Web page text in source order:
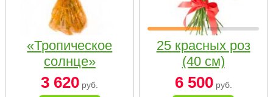
«Тропическое
солнце»
3 620 руб.
25 красных роз
(40 см)
6 500руб.